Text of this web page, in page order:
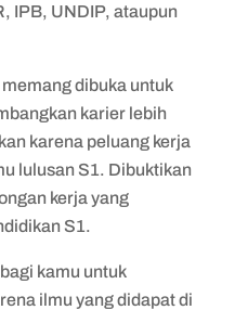
IPB, UNDIP, ataupun
dibuka untuk
karier lebih
karena peluang kerja
lulusan S1. Dibuktikan
kerja yang
S1.
kamu untuk
ilmu yang didapat di